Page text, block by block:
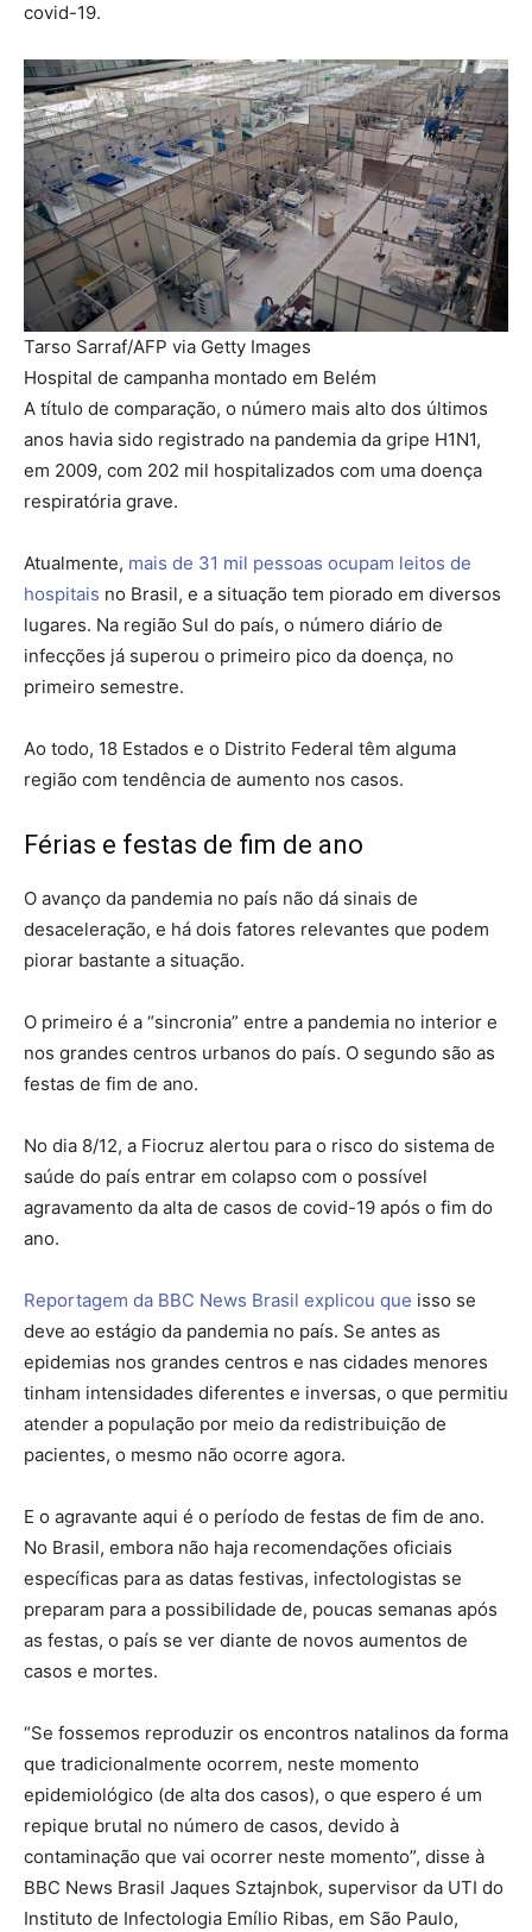
covid-19.
Tarso Sarraf/AFP via Getty Images
Hospital de campanha montado em Belém
A título de comparação, o número mais alto dos últimos
anos havia sido registrado na pandemia da gripe H1N1,
em 2009, com 202 mil hospitalizados com uma doença
respiratória grave.
Atualmente, mais de 31 mil pessoas ocupam leitos de
hospitais no Brasil, e a situação tem piorado em diversos
lugares. Na região Sul do país, o número diário de
infecções já superou o primeiro pico da doença, no
primeiro semestre.
Ao todo, 18 Estados e o Distrito Federal têm alguma
região com tendência de aumento nos casos.
Férias e festas de fim de ano
O avanço da pandemia no país não dá sinais de
desaceleração, e há dois fatores relevantes que podem
piorar bastante a situação.
O primeiro é a “sincronia” entre a pandemia no interior e
nos grandes centros urbanos do país. O segundo são as
festas de fim de ano.
No dia 8/12, a Fiocruz alertou para o risco do sistema de
saúde do país entrar em colapso com o possível
agravamento da alta de casos de covid-19 após o fim do
ano.
Reportagem da BBC News Brasil explicou que isso se
deve ao estágio da pandemia no país. Se antes as
epidemias nos grandes centros e nas cidades menores
tinham intensidades diferentes e inversas, o que permitiu
atender a população por meio da redistribuição de
pacientes, o mesmo não ocorre agora.
E o agravante aqui é o período de festas de fim de ano.
No Brasil, embora não haja recomendações oficiais
específicas para as datas festivas, infectologistas se
preparam para a possibilidade de, poucas semanas após
as festas, o país se ver diante de novos aumentos de
casos e mortes.
“Se fossemos reproduzir os encontros natalinos da forma
que tradicionalmente ocorrem, neste momento
epidemiológico (de alta dos casos), o que espero é um
repique brutal no número de casos, devido à
contaminação que vai ocorrer neste momento”, disse à
BBC News Brasil Jaques Sztajnbok, supervisor da UTI do
Instituto de Infectologia Emílio Ribas, em São Paulo,